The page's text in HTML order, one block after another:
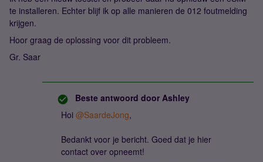
te installeren. Echter blijf ik op alle manieren de 012 foutmelding
krijgen.
Hoor graag de oplossing voor dit probleem.
Gr. Saar
Beste antwoord door Ashley
Hoi @SaardeJong,
Bedankt voor je bericht. Goed dat je hier
contact over opneemt!